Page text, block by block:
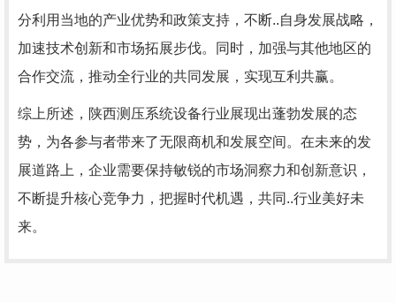
分利用当地的产业优势和政策支持，不断..自身发展战略，
加速技术创新和市场拓展步伐。同时，加强与其他地区的
合作交流，推动全行业的共同发展，实现互利共赢。
综上所述，陕西测压系统设备行业展现出蓬勃发展的态
势，为各参与者带来了无限商机和发展空间。在未来的发
展道路上，企业需要保持敏锐的市场洞察力和创新意识，
不断提升核心竞争力，把握时代机遇，共同..行业美好未
来。